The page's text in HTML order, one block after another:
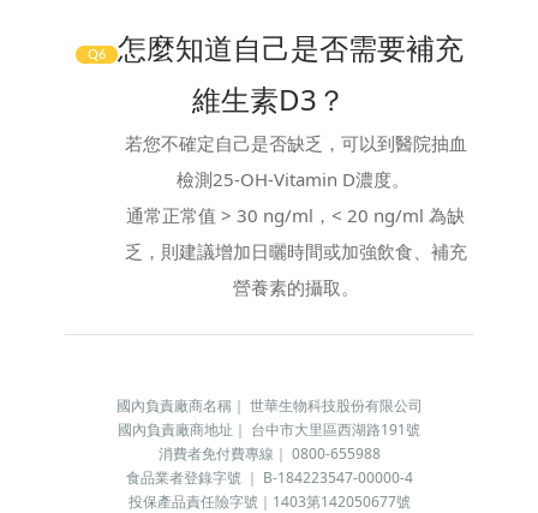
Q6
怎麼知道自己是否需要補充
維生素D3？
若您不確定自己是否缺乏，可以到醫院抽血
檢測25-OH-Vitamin D濃度。
通常正常值 > 30 ng/ml，< 20 ng/ml 為缺
乏，則建議增加日曬時間或加強飲食、補充
營養素的攝取。
國內負責廠商名稱｜ 世華生物科技股份有限公司
國內負責廠商地址｜ 台中市大里區西湖路191號
消費者免付費專線｜ 0800-655988
食品業者登錄字號 ｜ B-184223547-00000-4
投保產品責任險字號｜1403第142050677號